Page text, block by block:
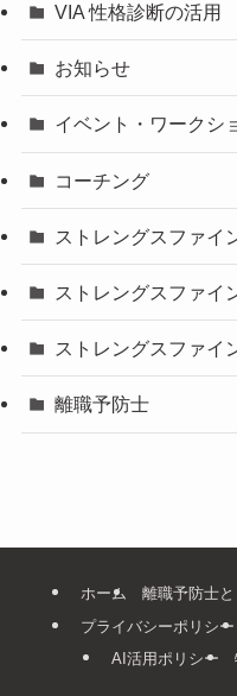
VIA 性格診断の活用
お知らせ
イベント・ワークシ
コーチング
ストレングスファイ
ストレングスファイ
ストレングスファイ
離職予防士
ホーム 離職予防士
プライバシーポリシー
AI活用ポリシー